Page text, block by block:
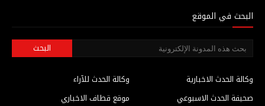
البحث في الموقع
وكالة الحدث للآراء
وكالة الحدث الاخبارية
موقع قطاف الاخباري
صحيفة الحدث الاسبوعي